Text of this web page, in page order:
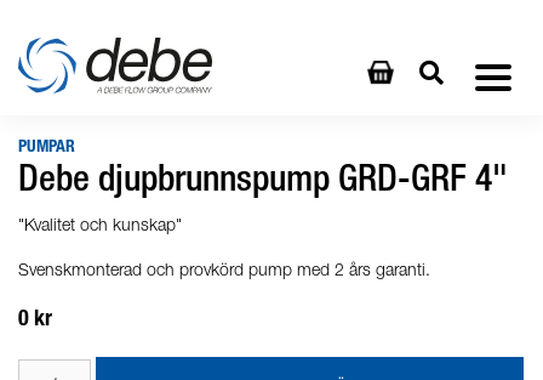
PUMPAR
Debe djupbrunnspump GRD-GRF 4"
"Kvalitet och kunskap"
Svenskmonterad och provkörd pump med 2 års garanti.
0 kr